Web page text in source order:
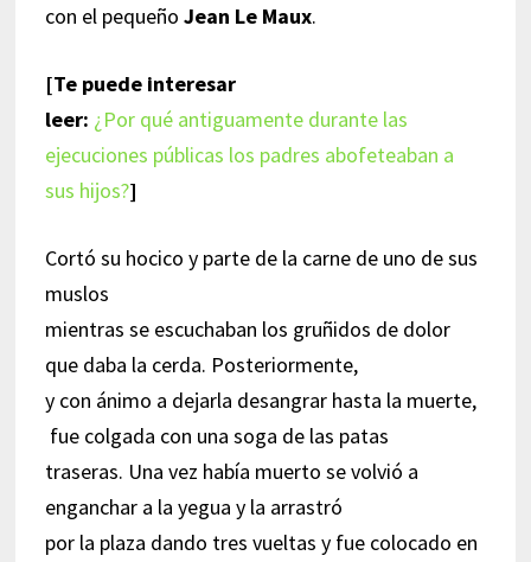
con el pequeño Jean Le Maux.
[Te puede interesar
leer: ¿Por qué antiguamente durante las
ejecuciones públicas los padres abofeteaban a
sus hijos?]
Cortó su hocico y parte de la carne de uno de sus
muslos
mientras se escuchaban los gruñidos de dolor
que daba la cerda. Posteriormente,
y con ánimo a dejarla desangrar hasta la muerte,
fue colgada con una soga de las patas
traseras. Una vez había muerto se volvió a
enganchar a la yegua y la arrastró
por la plaza dando tres vueltas y fue colocado en